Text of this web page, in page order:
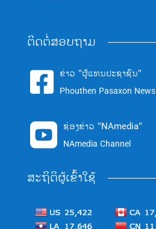
ຕິດຕໍ່ສອບຖາມ
 ຂ່າວ "ຜູ້ແທນປະຊາຊົນ"
Phouthen Pasaxon News
 ຊ່ອງຂ່າວ "NAmedia"
NAmedia Channel
ສະຖິຕິຜູ້ເຂົ້າໃຊ້